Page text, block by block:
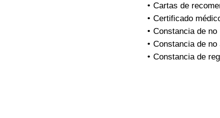
Cartas de
Certificado
Constancia de no
Constancia de
Constancia de